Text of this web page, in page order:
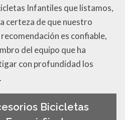
Infantiles que listamos,
certeza de que nuestro
es confiable,
del equipo que ha
con profundidad los
Bicicletas